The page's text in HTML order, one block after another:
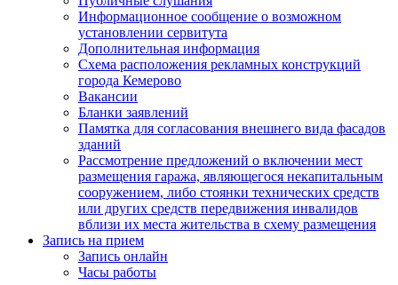
Информационное сообщение о возможном
установлении сервитута
Дополнительная информация
Схема расположения рекламных конструкций
города Кемерово
Вакансии
Бланки заявлений
Памятка для согласования внешнего вида фасадов
зданий
Рассмотрение предложений о включении мест
размещения гаража, являющегося некапитальным
сооружением, либо стоянки технических средств
или других средств передвижения инвалидов
вблизи их места жительства в схему размещения
Запись на прием
Запись онлайн
Часы работы